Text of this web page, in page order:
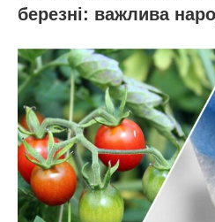
березні: важлива